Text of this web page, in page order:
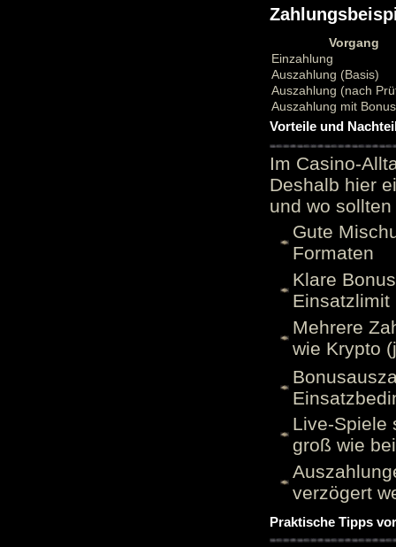
Vorgang
Einzahlung
Auszahlung (Basis)
Auszahlung (nach
Auszahlung mit
Vorteile und
Im Casino-
Deshalb hier
und wo
Gute
Formaten
Klare
Einsatzlimit
Mehrere
wie Krypto
Live-Spiele
groß wie
verzögert
Praktische Tipps